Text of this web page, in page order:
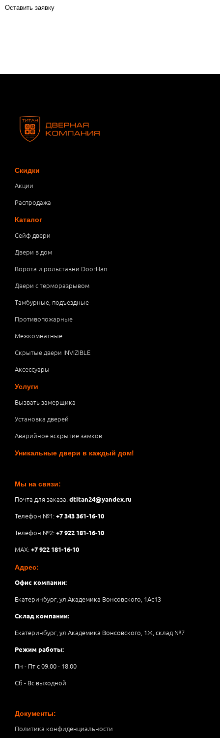
Оставить заявку
Скидки
Акции
Распродажа
Каталог
Сейф двери
Двери в дом
Ворота и рольставни DoorHan
Двери с терморазрывом
Тамбурные, подъездные
Противопожарные
Межкомнатные
Скрытые двери INVIZIBLE
Аксессуары
Услуги
Вызвать замерщика
Установка дверей
Аварийное вскрытие замков
Уникальные двери в каждый дом!
Мы на связи:
Почта для заказа:dtitan24@yandex.ru
Телефон №1:+7 343 361-16-10
Телефон №2:+7 922 181-16-10
MAX:+7 922 181-16-10
Адрес:
Офис компании:
Екатеринбург, ул.Академика Вонсовского, 1Аc13
Склад компании:
Екатеринбург, ул.Академика Вонсовского, 1Ж, склад №7
Режим работы:
Пн - Пт с 09.00 - 18.00
Сб - Вс выходной
Документы:
Политика конфиденциальности